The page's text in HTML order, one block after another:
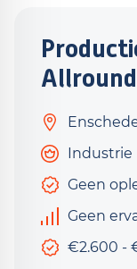
Allround
Industrie
Geen
Geen
€2.600 -